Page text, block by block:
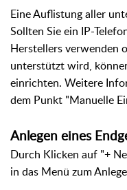
Eine Auflistung aller
Sollten Sie ein IP-
Herstellers verwenden
unterstützt wird,
einrichten. Weitere
dem Punkt "Manuelle
Anlegen eines
Durch Klicken auf "+
in das Menü zum